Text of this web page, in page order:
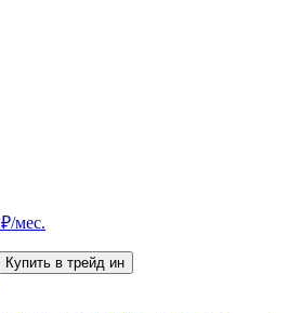
₽/мес.
Купить в трейд ин